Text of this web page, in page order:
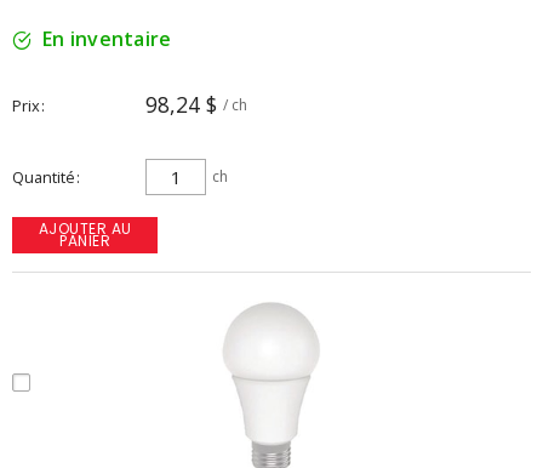
En inventaire
Prix 98,24 $ / ch
Quantité ch
AJOUTER AU
PANIER